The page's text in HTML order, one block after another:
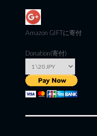
Amazon GIFTに寄付
Donation(寄付)